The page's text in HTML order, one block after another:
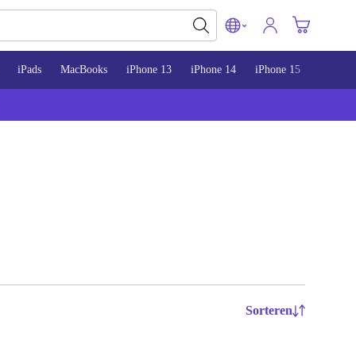
iPads MacBooks iPhone 13 iPhone 14 iPhone 15
Sorteren